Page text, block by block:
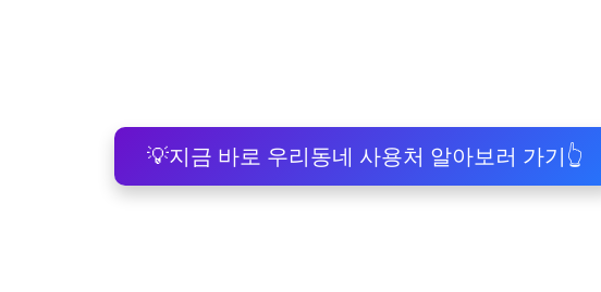
💡지금 바로 우리동네 사용처 알아보러 가기👆